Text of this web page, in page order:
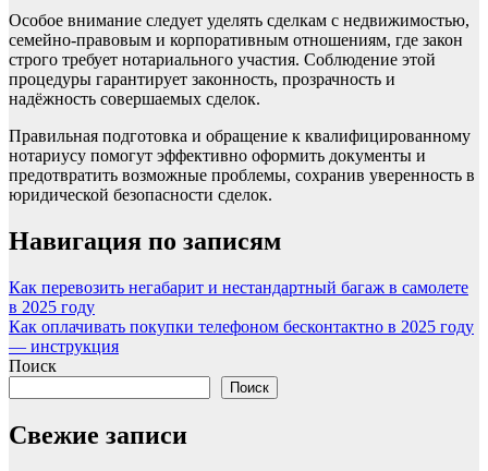
Особое внимание следует уделять сделкам с недвижимостью,
семейно-правовым и корпоративным отношениям, где закон
строго требует нотариального участия. Соблюдение этой
процедуры гарантирует законность, прозрачность и
надёжность совершаемых сделок.
Правильная подготовка и обращение к квалифицированному
нотариусу помогут эффективно оформить документы и
предотвратить возможные проблемы, сохранив уверенность в
юридической безопасности сделок.
Навигация по записям
Как перевозить негабарит и нестандартный багаж в самолете
в 2025 году
Как оплачивать покупки телефоном бесконтактно в 2025 году
— инструкция
Поиск
Поиск
Свежие записи